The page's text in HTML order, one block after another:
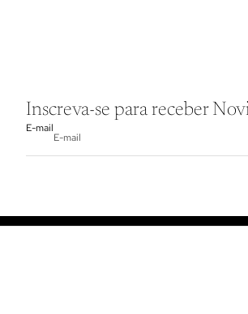
Inscreva-se para receber
E-mail